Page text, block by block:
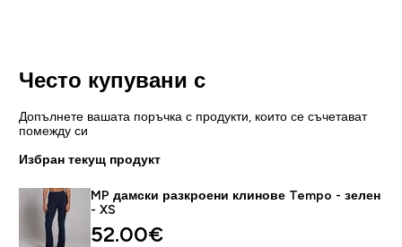
Често купувани с
Допълнете вашата поръчка с продукти, които се съчетават
помежду си
Избран текущ продукт
MP дамски разкроени клинове Tempo - зелен
- XS
52.00€‎